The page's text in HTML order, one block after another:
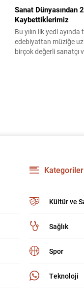
Sanat Dünyasından
Kaybettiklerimiz
Bu yılın ilk yedi
edebiyattan müziğe
birçok değerli sanatçı
Kategoriler
Kültür ve
Sağlık
Spor
Teknoloji